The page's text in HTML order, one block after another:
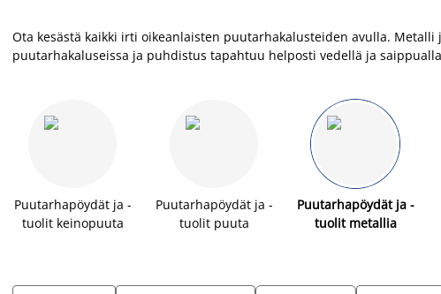
Ota kesästä kaikki irti oikeanlaisten puutarhakalusteiden avulla. Metalli
puutarhakaluseissa ja puhdistus tapahtuu helposti vedellä ja
Puutarhapöydät ja -
tuolit keinopuuta
Puutarhapöydät ja -
tuolit puuta
Puutarhapöydät ja -
tuolit metallia